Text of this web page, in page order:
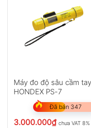
Máy đo độ sâu cầm tay
HONDEX PS-7
Đã bán 347
3.000.000₫ chưa VAT 8%